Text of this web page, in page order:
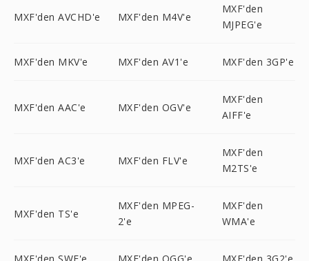
MXF'den AVCHD'e MXF'den M4V'e
MXF'den
MJPEG'e
MXF'den MKV'e MXF'den AV1'e MXF'den 3GP'e
MXF'den AAC'e MXF'den OGV'e
MXF'den
AIFF'e
MXF'den AC3'e MXF'den FLV'e
MXF'den
M2TS'e
MXF'den TS'e
MXF'den MPEG-
2'e
MXF'den
WMA'e